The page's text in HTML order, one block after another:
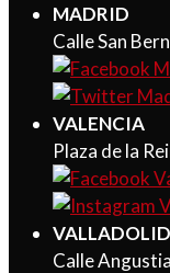
MADRID
Calle San
VALENCIA
Plaza de la
VALLADOLID
Calle